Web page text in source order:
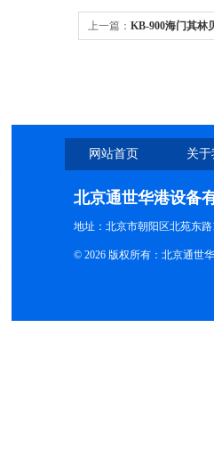
上一篇： KB-900海门其林
网站首页 关
北京通世华港设备
地址：北京市朝阳区北苑东路
© 2026 版权所有：北京通世